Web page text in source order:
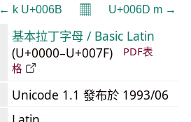
← k U+006B 𝄜 U+006D m →
基本拉丁字母 / Basic Latin
(U+0000–U+007F)
PDF表
格
Unicode 1.1 發布於 1993/06